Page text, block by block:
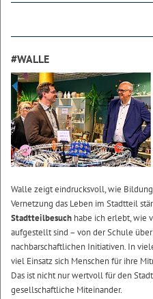
#WALLE
Walle zeigt eindrucksvoll, wie
Vernetzung das Leben im Stadtteil
Stadtteilbesuch habe ich erlebt, wie
aufgestellt sind – von der Schule
nachbarschaftlichen Initiativen. In
viel Einsatz sich Menschen für ihre
Das ist nicht nur wertvoll für den
gesellschaftliche Miteinander.